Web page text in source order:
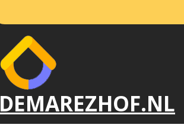
DEMAREZHOF.NL